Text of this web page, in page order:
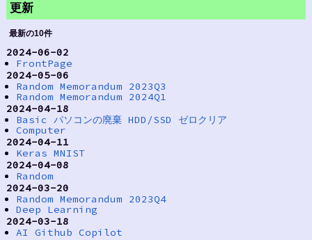
更新
最新の10件
2024-06-02
FrontPage
2024-05-06
Random Memorandum 2023Q3
Random Memorandum 2024Q1
2024-04-18
Basic パソコンの廃棄 HDD/SSD ゼロクリア
Computer
2024-04-11
Keras MNIST
2024-04-08
Random
2024-03-20
Random Memorandum 2023Q4
Deep Learning
2024-03-18
AI Github Copilot